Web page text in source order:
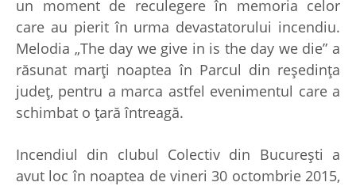
un moment de reculegere în memoria celor
care au pierit în urma devastatorului incendiu.
Melodia „The day we give in is the day we die” a
răsunat marți noaptea în Parcul din reședința
județ, pentru a marca astfel evenimentul care a
schimbat o țară întreagă.
Incendiul din clubul Colectiv din București a
avut loc în noaptea de vineri 30 octombrie 2015,